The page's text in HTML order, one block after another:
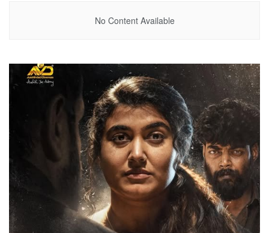
No Content Available